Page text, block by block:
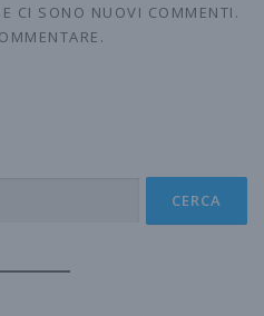
CI SONO NUOVI COMMENTI.